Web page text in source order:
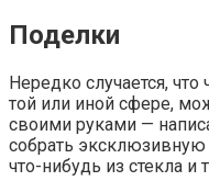
Поделки
Нередко случается,
той или иной сфере,
своими руками —
собрать
что-нибудь из стекла и